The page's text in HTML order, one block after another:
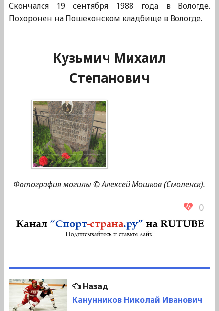
Скончался 19 сентября 1988 года в Вологде.
Похоронен на Пошехонском кладбище в Вологде.
Кузьмич Михаил
Степанович
Фотография могилы © Алексей Мошков (Смоленск).
0
Навигация
по
НазадПредыдущая
запись:
Канунников Николай Иванович